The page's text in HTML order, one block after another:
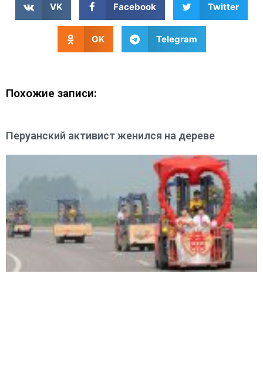
VK Facebook Twitter
OK Telegram
Похожие записи:
Перуанский активист женился на дереве